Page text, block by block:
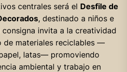
centrales será el Desfile de
, destinado a niños e
consigna invita a la creatividad
de materiales reciclables —
latas— promoviendo
ambiental y trabajo en